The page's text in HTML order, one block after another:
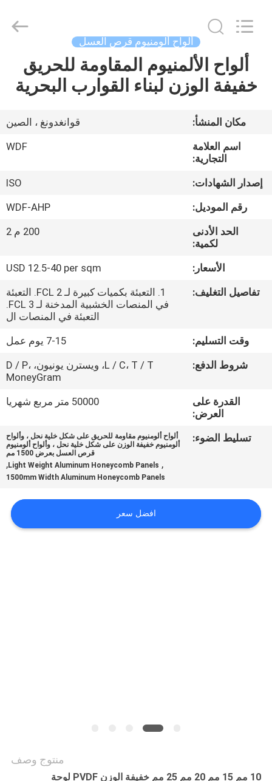
منزل،
بيت
منتجات
معلومات
عنا
جولة
المعمل
مراقبة
اتصل
خريطة
الموقع
Wonderful
ألواح ألومنيوم قرص العسل
ألواح الألمنيوم المقاومة للحريق
خفيفة الوزن لبناء القوارب البحرية
مكان المنشأ:
قوانغدونغ ، الصين
اسم العلامة
التجارية:
WDF
إصدار الشهادات:
ISO
رقم الموديل:
WDF-AHP
الحد الأدنى
لكمية:
200 م 2
الأسعار:
USD 12.5-40 per sqm
تفاصيل التغليف:
1. التعبئة بكميات كبيرة لـ FCL 2. التعبئة
في المنصات الخشبية المدخنة لـ FCL 3.
التعبئة في المنصات ال
وقت التسليم:
7-15 يوم عمل
شروط الدفع:
L / C، T / T، ويسترن يونيون، D / P،
MoneyGram
القدرة على
العرض:
50000 متر مربع شهريا
تسليط الضوء:
ألواح ألومنيوم مقاومة للحريق على شكل خلية نحل ، وألواح
ألومنيوم خفيفة الوزن على شكل خلية نحل ، وألواح ألومنيوم
قرص العسل بعرض 1500 مم
,
Light Weight Aluminum Honeycomb Panels
,
1500mm Width Aluminum Honeycomb Panels
افضل سعر
منتوج وصف
10 مم 15 مم 20 مم 25 مم خفيفة الوزن PVDF لوحة